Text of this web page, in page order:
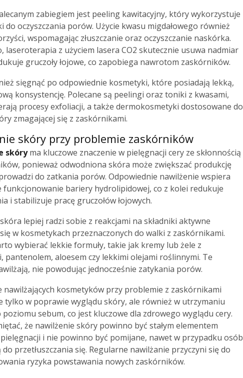
zabiegiem jest peeling kawitacyjny, który wykorzystuje
do oczyszczania porów. Użycie kwasu migdałowego również
wspomagając złuszczanie oraz oczyszczanie naskórka.
laseroterapia z użyciem lasera CO2 skutecznie usuwa nadmiar
gruczoły łojowe, co zapobiega nawrotom zaskórników.
sięgnąć po odpowiednie kosmetyki, które posiadają lekką,
konsystencję. Polecane są peelingi oraz toniki z kwasami,
procesy exfoliacji, a także dermokosmetyki dostosowane do
zmagającej się z zaskórnikami.
skóry przy problemie zaskórników
skóryma kluczowe znaczenie w pielęgnacji cery ze skłonnością
ponieważ odwodniona skóra może zwiększać produkcję
do zatkania porów. Odpowiednie nawilżenie wspiera
funkcjonowanie bariery hydrolipidowej, co z kolei redukuje
i stabilizuje pracę gruczołów łojowych.
lepiej radzi sobie z reakcjami na składniki aktywne
w kosmetykach przeznaczonych do walki z zaskórnikami.
wybierać lekkie formuły, takie jak kremy lub żele z
pantenolem, aloesem czy lekkimi olejami roślinnymi. Te
nie powodując jednocześnie zatykania porów.
nawilżających kosmetyków przy problemie z zaskórnikami
tylko w poprawie wyglądu skóry, ale również w utrzymaniu
poziomu sebum, co jest kluczowe dla zdrowego wyglądu cery.
że nawilżenie skóry powinno być stałym elementem
i nie powinno być pomijane, nawet w przypadku osób
do przetłuszczania się. Regularne nawilżanie przyczyni się do
ryzyka powstawania nowych zaskórników.